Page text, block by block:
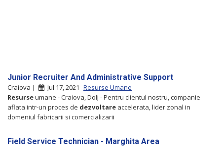
Junior Recruiter And Administrative Support
Craiova | Jul 17, 2021 Resurse Umane
Resurseumane - Craiova, Dolj - Pentru clientul nostru, companie
aflata intr-un proces de dezvoltare accelerata, lider zonal in
domeniul fabricarii si comercializarii
Field Service Technician - Marghita Area